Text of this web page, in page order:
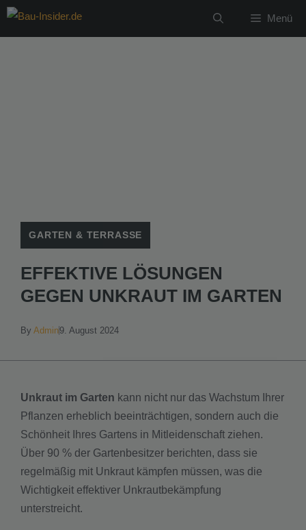
Zum
Menü
GARTEN & TERRASSE
EFFEKTIVE LÖSUNGEN
GEGEN UNKRAUT IM GARTEN
By Admin9. August 2024
Unkraut im Garten kann nicht nur das Wachstum Ihrer
Pflanzen erheblich beeinträchtigen, sondern auch die
Schönheit Ihres Gartens in Mitleidenschaft ziehen.
Über 90 % der Gartenbesitzer berichten, dass sie
regelmäßig mit Unkraut kämpfen müssen, was die
Wichtigkeit effektiver Unkrautbekämpfung
unterstreicht.